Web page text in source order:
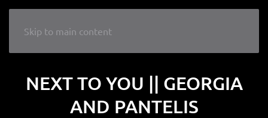
Skip to main content
LIKE A WEDDING
NEXT TO YOU || GEORGIA
AND PANTELIS